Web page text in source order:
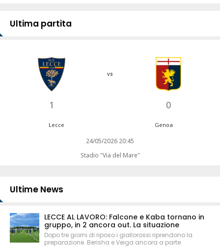
Ultima partita
1
vs
0
Lecce Genoa
24/05/2026 20:45
Stadio "Via del Mare"
Ultime News
LECCE AL LAVORO: Falcone e Kaba tornano in
gruppo, in 2 ancora out. La situazione
Dopo tre giorni di riposo i giallorossi riprendono la
preparazione. Berisha e Veiga ancora a parte